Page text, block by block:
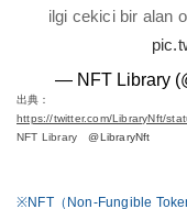
ilgi cekici bir alan
— NFT Library
出典：
https://twitter.com/LibraryNft/
NFT Library@LibraryNft
※NFT（Non-Fungible